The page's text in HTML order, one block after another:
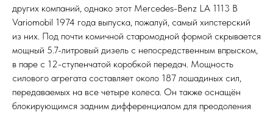
других компаний, однако этот Mercedes-Benz LA 1113 B
Variomobil 1974 года выпуска, пожалуй, самый хипстерский
из них. Под почти комичной старомодной формой скрывается
мощный 5.7-литровый дизель с непосредственным впрыском,
в паре с 12-ступенчатой коробкой передач. Мощность
силового агрегата составляет около 187 лошадиных сил,
передаваемых на все четыре колеса. Он также оснащён
блокирующимся задним дифференциалом для преодоления